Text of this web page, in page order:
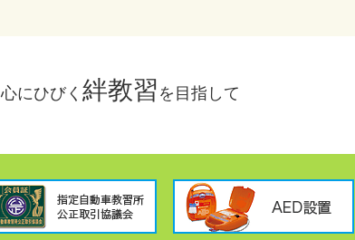
心にひびく 絆教習 を目指して